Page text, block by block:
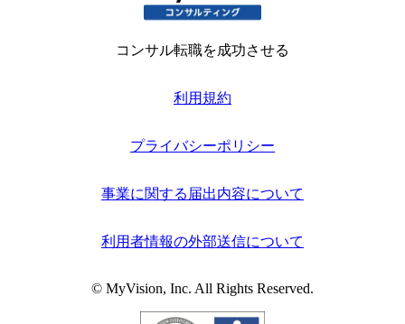
コンサル転職を成功させる
利用規約
プライバシーポリシー
事業に関する届出内容について
利用者情報の外部送信について
© MyVision, Inc. All Rights Reserved.